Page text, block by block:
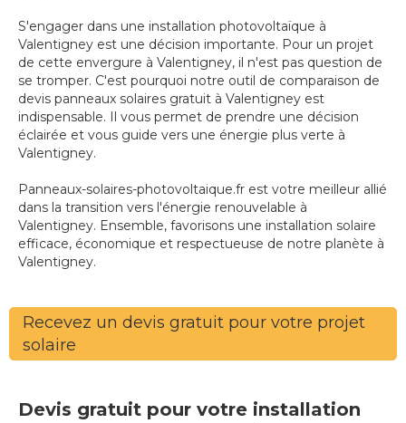
S'engager dans une installation photovoltaïque à
Valentigney est une décision importante. Pour un projet
de cette envergure à Valentigney, il n'est pas question de
se tromper. C'est pourquoi notre outil de comparaison de
devis panneaux solaires gratuit à Valentigney est
indispensable. Il vous permet de prendre une décision
éclairée et vous guide vers une énergie plus verte à
Valentigney.
Panneaux-solaires-photovoltaique.fr est votre meilleur allié
dans la transition vers l'énergie renouvelable à
Valentigney. Ensemble, favorisons une installation solaire
efficace, économique et respectueuse de notre planète à
Valentigney.
Recevez un devis gratuit pour votre projet
solaire
Devis gratuit pour votre installation